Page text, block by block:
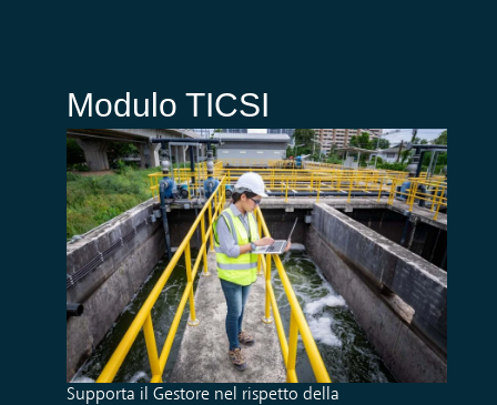
Modulo TICSI
Supporta il Gestore nel rispetto della